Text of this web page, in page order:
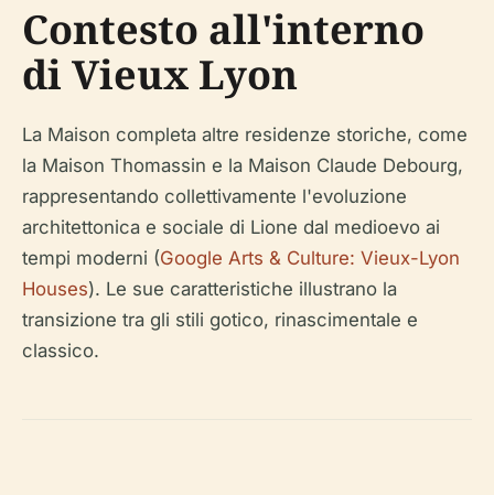
Contesto all'interno
di Vieux Lyon
La Maison completa altre residenze storiche, come
la Maison Thomassin e la Maison Claude Debourg,
rappresentando collettivamente l'evoluzione
architettonica e sociale di Lione dal medioevo ai
tempi moderni (Google Arts & Culture: Vieux-Lyon
Houses). Le sue caratteristiche illustrano la
transizione tra gli stili gotico, rinascimentale e
classico.